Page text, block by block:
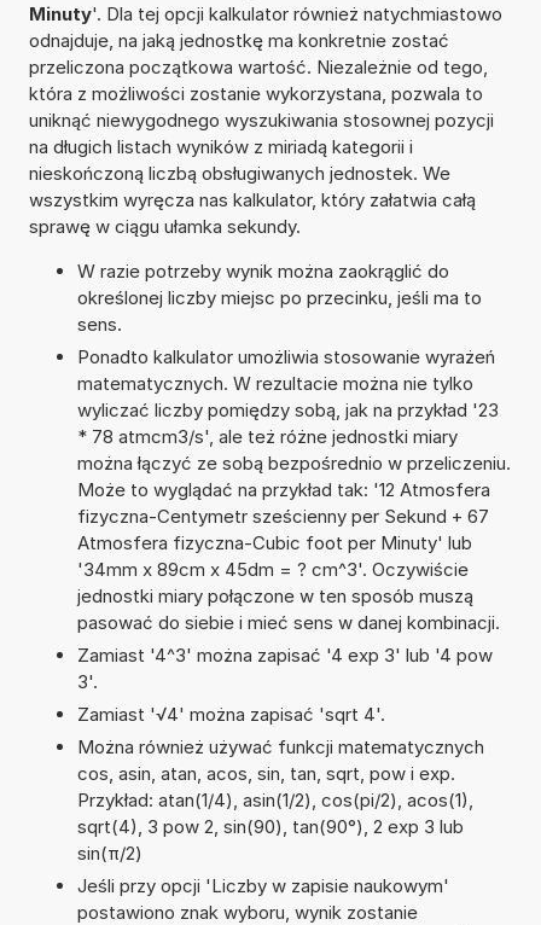
Minuty'. Dla tej opcji kalkulator również natychmiastowo
odnajduje, na jaką jednostkę ma konkretnie zostać
przeliczona początkowa wartość. Niezależnie od tego,
która z możliwości zostanie wykorzystana, pozwala to
uniknąć niewygodnego wyszukiwania stosownej pozycji
na długich listach wyników z miriadą kategorii i
nieskończoną liczbą obsługiwanych jednostek. We
wszystkim wyręcza nas kalkulator, który załatwia całą
sprawę w ciągu ułamka sekundy.
W razie potrzeby wynik można zaokrąglić do
określonej liczby miejsc po przecinku, jeśli ma to
sens.
Ponadto kalkulator umożliwia stosowanie wyrażeń
matematycznych. W rezultacie można nie tylko
wyliczać liczby pomiędzy sobą, jak na przykład '23
* 78 atmcm3/s', ale też różne jednostki miary
można łączyć ze sobą bezpośrednio w przeliczeniu.
Może to wyglądać na przykład tak: '12 Atmosfera
fizyczna-Centymetr sześcienny per Sekund + 67
Atmosfera fizyczna-Cubic foot per Minuty' lub
'34mm x 89cm x 45dm = ? cm^3'. Oczywiście
jednostki miary połączone w ten sposób muszą
pasować do siebie i mieć sens w danej kombinacji.
Zamiast '4^3' można zapisać '4 exp 3' lub '4 pow
3'.
Zamiast '√4' można zapisać 'sqrt 4'.
Można również używać funkcji matematycznych
cos, asin, atan, acos, sin, tan, sqrt, pow i exp.
Przykład: atan(1/4), asin(1/2), cos(pi/2), acos(1),
sqrt(4), 3 pow 2, sin(90), tan(90°), 2 exp 3 lub
sin(π/2)
Jeśli przy opcji 'Liczby w zapisie naukowym'
postawiono znak wyboru, wynik zostanie